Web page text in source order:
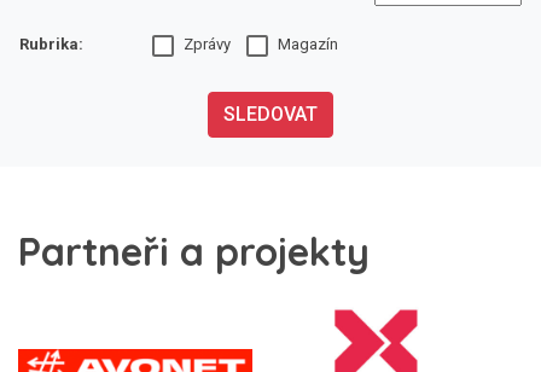
Rubrika: Zprávy Magazín
SLEDOVAT
Partneři a projekty